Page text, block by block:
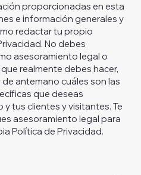
proporcionadas en esta
e información generales y
redactar tu propio
No debes
asesoramiento legal o
realmente debes hacer,
antemano cuáles son las
que deseas
tus clientes y visitantes. Te
asesoramiento legal para
Política de Privacidad.